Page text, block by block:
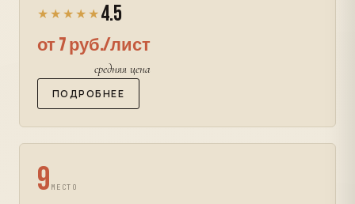
★★★★★ 4.5
от 7 руб./лист
средняя цена
ПОДРОБНЕЕ
9 МЕСТО